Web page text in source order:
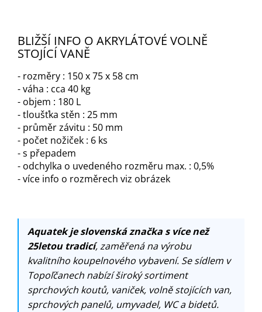
BLIŽŠÍ INFO O AKRYLÁTOVÉ VOLNĚ
STOJÍCÍ VANĚ
- rozměry : 150 x 75 x 58 cm
- váha : cca 40 kg
- objem : 180 L
- tloušťka stěn : 25 mm
- průměr závitu : 50 mm
- počet nožiček : 6 ks
- s přepadem
- odchylka o uvedeného rozměru max. : 0,5%
- více info o rozměrech viz obrázek
Aquatek je slovenská značka s více než
25letou tradicí, zaměřená na výrobu
kvalitního koupelnového vybavení. Se sídlem v
Topoľčanech nabízí široký sortiment
sprchových koutů, vaniček, volně stojících van,
sprchových panelů, umyvadel, WC a bidetů.